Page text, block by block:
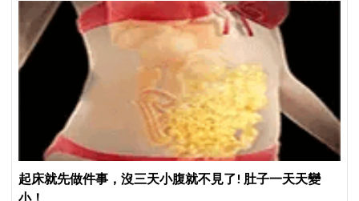
起床就先做件事，沒三天小腹就不見了! 肚子一天天變
小！